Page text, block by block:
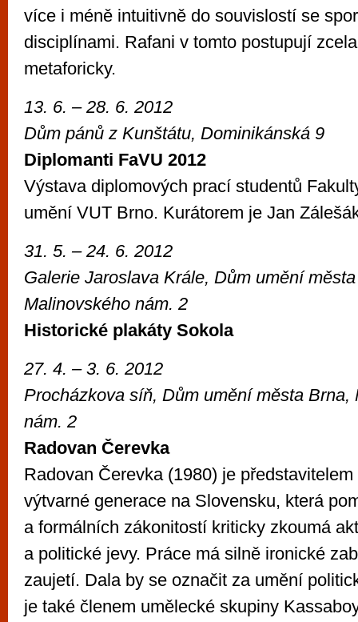
více i méně intuitivně do souvislostí se
disciplínami. Rafani v tomto postupují
metaforicky.
13. 6. – 28. 6. 2012
Dům pánů z Kunštátu, Dominikánská 9
Diplomanti FaVU 2012
Výstava diplomových prací studentů
umění VUT Brno. Kurátorem je Jan
31. 5. – 24. 6. 2012
Galerie Jaroslava Krále, Dům umění
Malinovského nám. 2
Historické plakáty Sokola
27. 4. – 3. 6. 2012
Procházkova síň, Dům umění města Brna,
nám. 2
Radovan Čerevka
Radovan Čerevka (1980) je
výtvarné generace na Slovensku, která
a formálních zákonitostí kriticky zkoumá
a politické jevy. Práce má silně ironické
zaujetí. Dala by se označit za umění
je také členem umělecké skupiny